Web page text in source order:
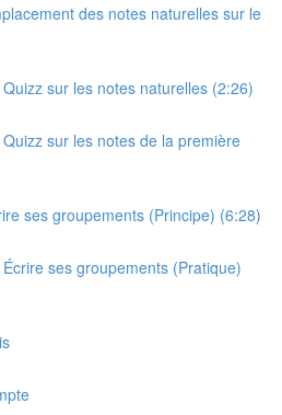
des notes naturelles sur le
sur les notes naturelles (2:26)
sur les notes de la première
ses groupements (Principe) (6:28)
ses groupements (Pratique)